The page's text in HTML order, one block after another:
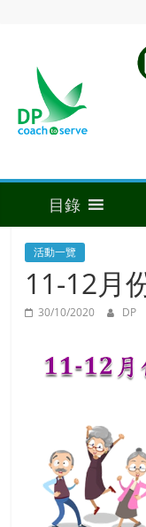
活動一覽
11-12月
30/10/2020 DP